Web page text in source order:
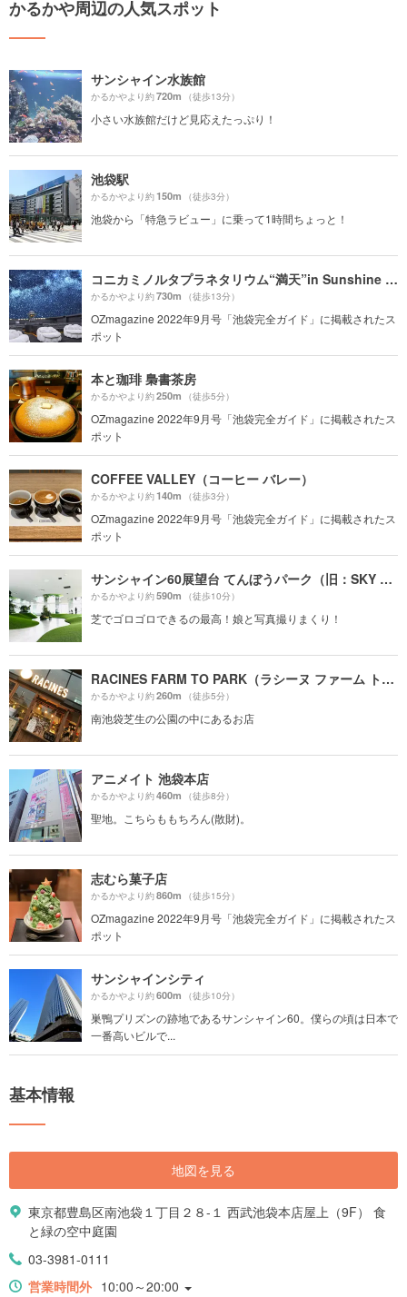
かるかや周辺の人気スポット
サンシャイン水族館
かるかやより約720m （徒歩13分）
小さい水族館だけど見応えたっぷり！
池袋駅
かるかやより約150m （徒歩3分）
池袋から「特急ラビュー」に乗って1時間ちょっと！
コニカミノルタプラネタリウム“満天”in Sunshine City
かるかやより約730m （徒歩13分）
OZmagazine 2022年9月号「池袋完全ガイド」に掲載されたス
ポット
本と珈琲 梟書茶房
かるかやより約250m （徒歩5分）
OZmagazine 2022年9月号「池袋完全ガイド」に掲載されたス
ポット
COFFEE VALLEY（コーヒー バレー）
かるかやより約140m （徒歩3分）
OZmagazine 2022年9月号「池袋完全ガイド」に掲載されたス
ポット
サンシャイン60展望台 てんぼうパーク（旧：SKY CIRCUS サンシャイン60展望台）
かるかやより約590m （徒歩10分）
芝でゴロゴロできるの最高！娘と写真撮りまくり！
RACINES FARM TO PARK（ラシーヌ ファーム トゥー パーク）
かるかやより約260m （徒歩5分）
南池袋芝生の公園の中にあるお店
アニメイト 池袋本店
かるかやより約460m （徒歩8分）
聖地。こちらももちろん(散財)。
志むら菓子店
かるかやより約860m （徒歩15分）
OZmagazine 2022年9月号「池袋完全ガイド」に掲載されたス
ポット
サンシャインシティ
かるかやより約600m （徒歩10分）
巣鴨プリズンの跡地であるサンシャイン60。僕らの頃は日本で
一番高いビルで...
基本情報
地図を見る
東京都豊島区南池袋１丁目２８-１ 西武池袋本店屋上（9F） 食
と緑の空中庭園
03-3981-0111
営業時間外 10:00～20:00